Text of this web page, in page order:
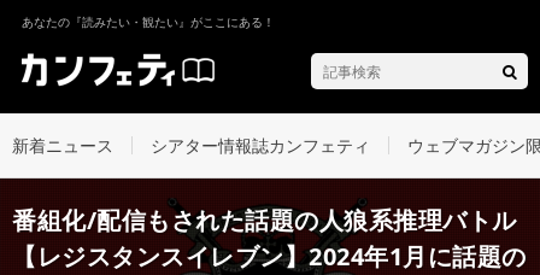
あなたの『読みたい・観たい』がここにある！
新着ニュース シアター情報誌カンフェティ ウェブマガジン
番組化/配信もされた話題の人狼系推理バトル
【レジスタンスイレブン】2024年1月に話題の